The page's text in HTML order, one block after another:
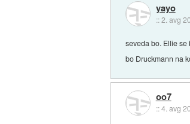
yayo
::2. avg
seveda bo. Ellie
bo Druckmann na
oo7
::4. avg